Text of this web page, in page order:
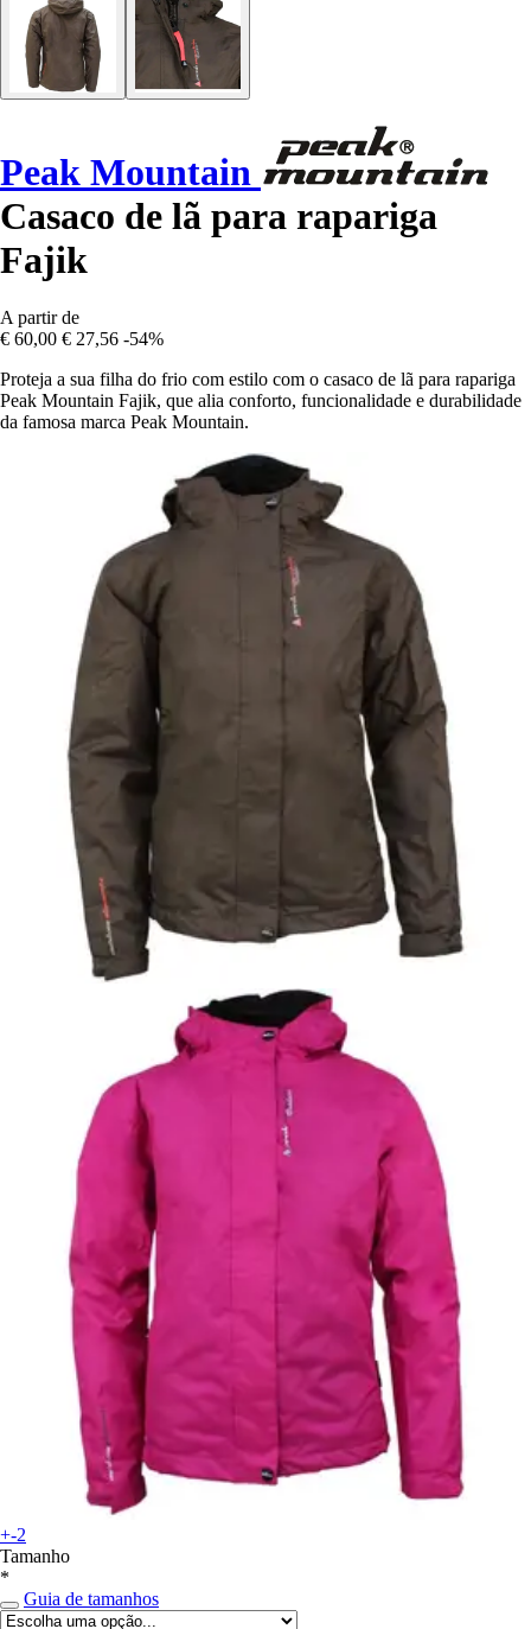
Peak Mountain
Casaco de lã para rapariga
Fajik
A partir de
€ 60,00 € 27,56 -54%
Proteja a sua filha do frio com estilo com o casaco de lã para rapariga
Peak Mountain Fajik, que alia conforto, funcionalidade e durabilidade
da famosa marca Peak Mountain.
+-2
Tamanho
*
Guia de tamanhos